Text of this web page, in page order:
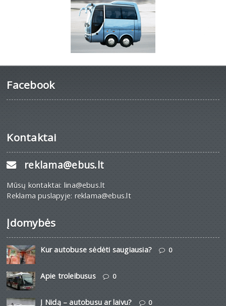
Facebook
Kontaktai
reklama@ebus.lt
Mūsų kontaktai: lina@ebus.lt
Reklama puslapyje: reklama@ebus.lt
Įdomybės
Kur autobuse sėdėti saugiausia? 0
Apie troleibusus 0
Į Nidą – autobusu ar laivu? 0